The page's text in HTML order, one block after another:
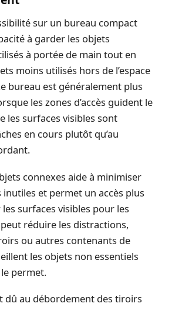
sur un bureau compact
à garder les objets
à portée de main tout en
moins utilisés hors de l’espace
bureau est généralement plus
les zones d’accès guident le
les surfaces visibles sont
en cours plutôt qu’au
connexes aide à minimiser
inutiles et permet un accès plus
surfaces visibles pour les
réduire les distractions,
ou autres contenants de
les objets non essentiels
le permet.
dû au débordement des tiroirs